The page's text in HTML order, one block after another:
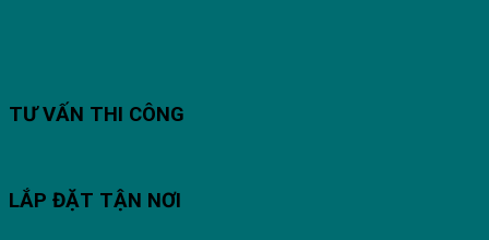
TƯ VẤN THI CÔNG
LẮP ĐẶT TẬN NƠI